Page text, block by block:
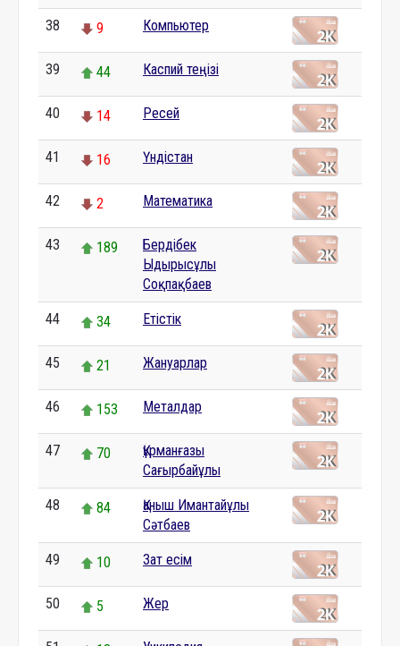
38 9 Компьютер
39 44 Каспий теңізі
40 14 Ресей
41 16 Үндістан
42 2 Математика
43 189
Бердібек
Ыдырысұлы
Соқпақбаев
44 34 Етістік
45 21 Жануарлар
46 153 Металдар
47 70
Құрманғазы
Сағырбайұлы
48 84
Қаныш Имантайұлы
Сәтбаев
49 10 Зат есім
50 5 Жер